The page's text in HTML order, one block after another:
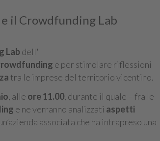
il Crowdfunding Lab
Lab dell'
e per stimolare riflessioni
tra le imprese del territorio vicentino.
, alle ore 11.00, durante il quale – fra le
e ne verranno analizzati aspetti
associata che ha intrapreso una